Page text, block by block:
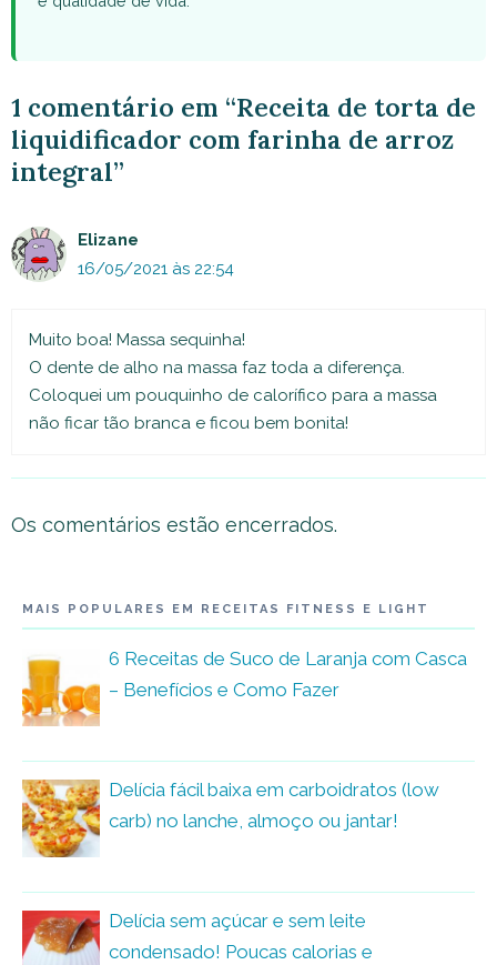
1 comentário em “Receita de torta de
liquidificador com farinha de arroz
integral”
Elizane
16/05/2021 às 22:54
Muito boa! Massa sequinha!
O dente de alho na massa faz toda a diferença.
Coloquei um pouquinho de calorífico para a massa
não ficar tão branca e ficou bem bonita!
Os comentários estão encerrados.
MAIS POPULARES EM RECEITAS FITNESS E LIGHT
6 Receitas de Suco de Laranja com Casca
– Benefícios e Como Fazer
Delícia fácil baixa em carboidratos (low
carb) no lanche, almoço ou jantar!
Delícia sem açúcar e sem leite
condensado! Poucas calorias e